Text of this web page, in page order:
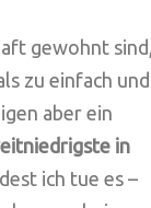
gewohnt
zu einfach und
aber ein
in
ich tue es –